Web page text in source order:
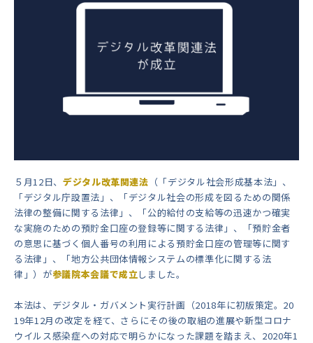
５月12日、 デジタル改革関連法 （「デジタル社会形成基本法」、
「デジタル庁設置法」、「デジタル社会の形成を図るための関係
法律の整備に関する法律」、「公的給付の支給等の迅速かつ確実
な実施のための預貯金口座の登録等に関する法律」、「預貯金者
の意思に基づく個人番号の利用による預貯金口座の管理等に関す
る法律」、「地方公共団体情報システムの標準化に関する法
律」）が参議院本会議で成立 しました。
本法は、デジタル・ガバメント実行計画（2018年に初版策定。20
19年12月の改定を経て、さらにその後の取組の進展や新型コロナ
ウイルス感染症への対応で明らかになった課題を踏まえ、2020年1